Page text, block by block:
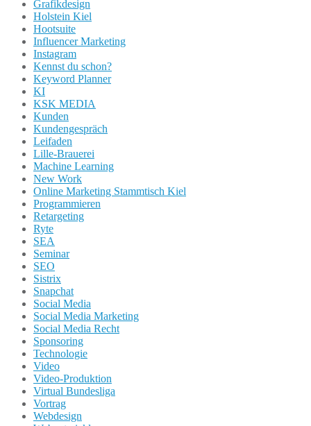
Grafikdesign
Holstein Kiel
Hootsuite
Influencer Marketing
Instagram
Kennst du schon?
Keyword Planner
KI
KSK MEDIA
Kunden
Kundengespräch
Leifaden
Lille-Brauerei
Machine Learning
New Work
Online Marketing Stammtisch Kiel
Programmieren
Retargeting
Ryte
SEA
Seminar
SEO
Sistrix
Snapchat
Social Media
Social Media Marketing
Social Media Recht
Sponsoring
Technologie
Video
Video-Produktion
Virtual Bundesliga
Vortrag
Webdesign